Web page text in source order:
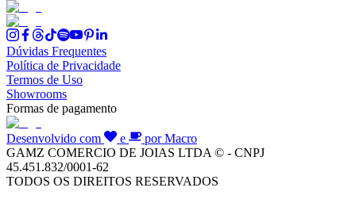
Dúvidas Frequentes
Política de Privacidade
Termos de Uso
Showrooms
Formas de pagamento
Desenvolvido com e
por Macro
GAMZ COMERCIO DE JOIAS LTDA © - CNPJ
45.451.832/0001-62
TODOS OS DIREITOS RESERVADOS